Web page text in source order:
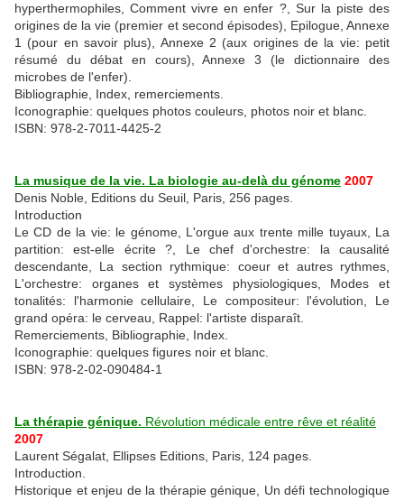
hyperthermophiles, Comment vivre en enfer ?, Sur la piste des
origines de la vie (premier et second épisodes), Epilogue, Annexe
1 (pour en savoir plus), Annexe 2 (aux origines de la vie: petit
résumé du débat en cours), Annexe 3 (le dictionnaire des
microbes de l'enfer).
Bibliographie, Index, remerciements.
Iconographie: quelques photos couleurs, photos noir et blanc.
ISBN: 978-2-7011-4425-2
La musique de la vie. La biologie au-delà du génome 2007
Denis Noble, Editions du Seuil, Paris, 256 pages.
Introduction
Le CD de la vie: le génome, L'orgue aux trente mille tuyaux, La
partition: est-elle écrite ?, Le chef d'orchestre: la causalité
descendante, La section rythmique: coeur et autres rythmes,
L'orchestre: organes et systèmes physiologiques, Modes et
tonalités: l'harmonie cellulaire, Le compositeur: l'évolution, Le
grand opéra: le cerveau, Rappel: l'artiste disparaît.
Remerciements, Bibliographie, Index.
Iconographie: quelques figures noir et blanc.
ISBN: 978-2-02-090484-1
La thérapie génique. Révolution médicale entre rêve et réalité
2007
Laurent Ségalat, Ellipses Editions, Paris, 124 pages.
Introduction.
Historique et enjeu de la thérapie génique, Un défi technologique